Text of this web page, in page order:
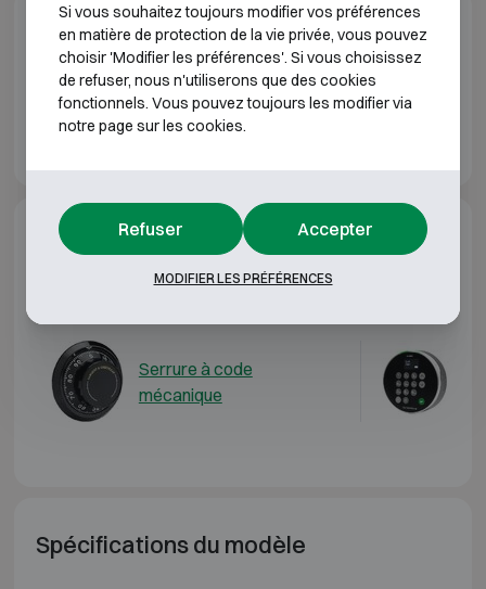
Téléchargements
Fichet-Bauche Diva brochure FR
Fichet-Bauche Diva brochure EN
Options supplémentaires
Serrure à code
mécanique
Spécifications du modèle
Si vous souhaitez toujours modifier vos préférences
en matière de protection de la vie privée, vous pouvez
choisir 'Modifier les préférences'. Si vous choisissez
de refuser, nous n'utiliserons que des cookies
fonctionnels. Vous pouvez toujours les modifier via
notre page sur les cookies.
Refuser Accepter
MODIFIER LES PRÉFÉRENCES